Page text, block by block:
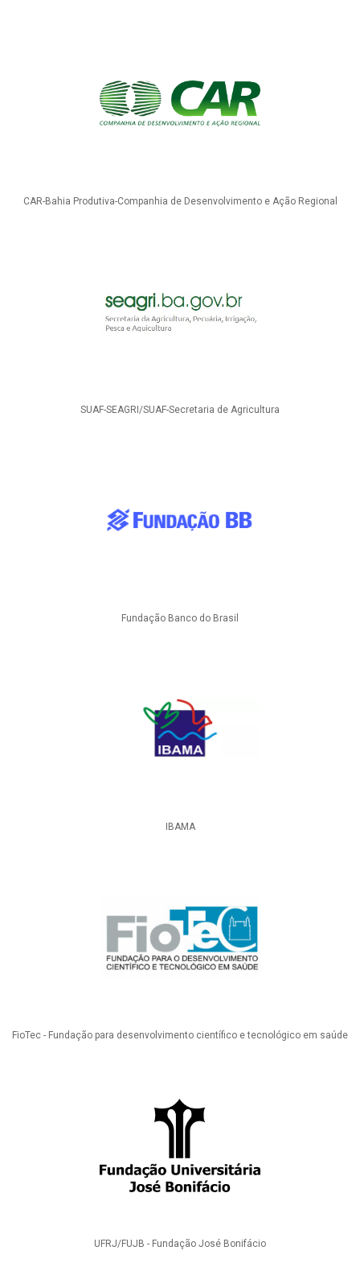
CAR-Bahia Produtiva-Companhia de Desenvolvimento e Ação Regional
SUAF-SEAGRI/SUAF-Secretaria de Agricultura
Fundação Banco do Brasil
IBAMA
FioTec - Fundação para desenvolvimento científico e tecnológico em saúde
UFRJ/FUJB - Fundação José Bonifácio